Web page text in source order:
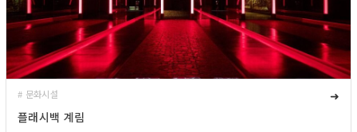
# 문화시설
➜
플래시백 계림